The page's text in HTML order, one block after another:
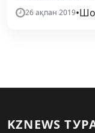
26 ақпан 2019•
KZNEWS